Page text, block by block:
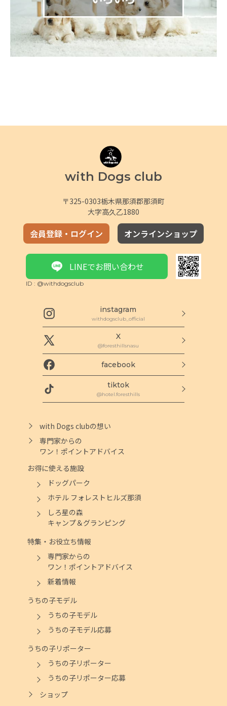
with Dogs club
〒325-0303栃木県那須郡那須町
大字高久乙1880
会員登録・ログイン オンラインショップ
LINEでお問い合わせ
ID : @withdogsclub
instagram
withdogsclub_official
X
@foresthillsnasu
facebook
tiktok
@hotel.foresthills
with Dogs clubの想い
専門家からの
ワン！ポイントアドバイス
お得に使える施設
ドッグパーク
ホテル フォレストヒルズ那須
しろ星の森
キャンプ＆グランピング
特集・お役立ち情報
専門家からの
ワン！ポイントアドバイス
新着情報
うちの子モデル
うちの子モデル
うちの子モデル応募
うちの子リポーター
うちの子リポーター
うちの子リポーター応募
ショップ